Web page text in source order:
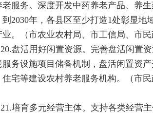
老服务。深度开发中药养老产品、养
到2030年，各县区至少打造1处彰显
业。（市农业农村局、市工信局、市
20.盘活用好闲置资源。完善盘活闲置
服务设施项目储备机制，盘活闲置资
住宅等建设农村养老服务机构。（市
21.培育多元经营主体。支持各类经营